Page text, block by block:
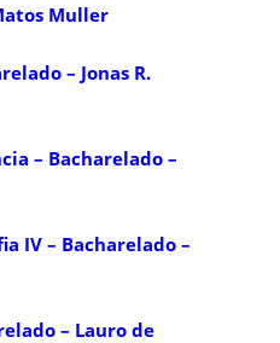
Muller
– Jonas R.
– Bacharelado –
IV – Bacharelado –
– Lauro de